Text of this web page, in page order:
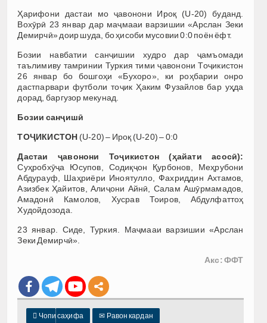
Ҳарифони дастаи мо ҷавонони Ироқ (U-20) буданд.
Вохӯрӣ 23 январ дар маҷмааи варзишии «Арслан Зеки
Демирчӣ» доир шуда, бо ҳисоби мусовии 0:0 поён ёфт.
Бозии навбатии санҷишии худро дар ҷамъомади
таълимиву тамринии Туркия тими ҷавонони Тоҷикистон
26 январ бо бошгоҳи «Бухоро», ки роҳбарии онро
дастпарвари футболи тоҷик Ҳаким Фузайлов бар уҳда
дорад, баргузор мекунад.
Бозии санҷишӣ
ТОҶИКИСТОН (U-20) – Ироқ (U-20) – 0:0
Дастаи ҷавонони Тоҷикистон (ҳайати асосӣ):
Суҳробхӯҷа Юсупов, Содиқҷон Қурбонов, Меҳрубони
Абдурауф, Шаҳриёри Иноятулло, Фахриддин Ахтамов,
Азизбек Ҳайитов, Алиҷони Айнӣ, Салам Ашӯрмамадов,
Амадонӣ Камолов, Хусрав Тоиров, Абдулфаттоҳ
Худойдозода.
23 январ. Сиде, Туркия. Маҷмааи варзишии «Арслан
Зеки Демирчӣ».
Акс: ФФТ
 Чопи саҳифа ✉ Равон кардан